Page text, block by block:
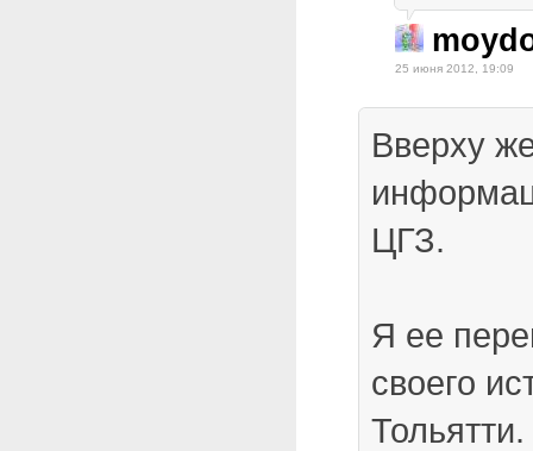
25 июня 2012, 19:09
Вверху
ЦГЗ.
Я ее
своего